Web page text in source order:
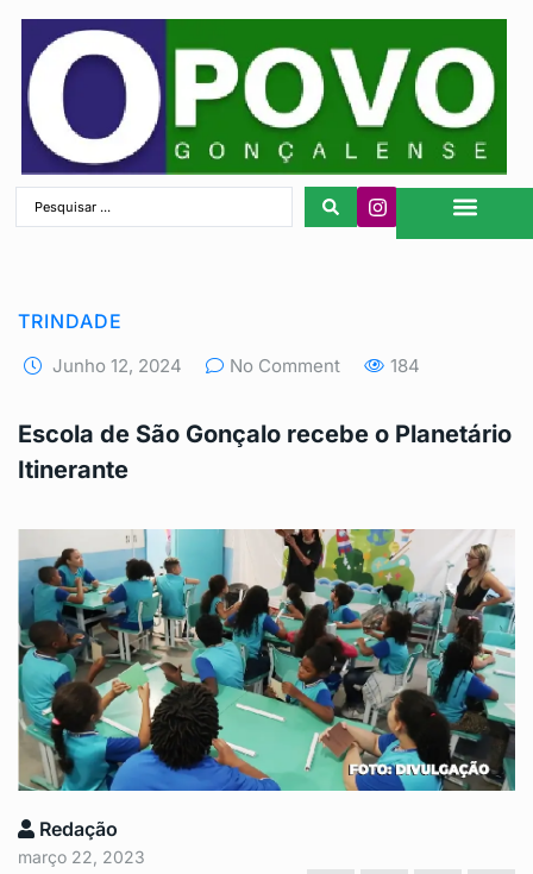
TRINDADE
Junho 12, 2024 No Comment 184
Escola de São Gonçalo recebe o Planetário
Itinerante
Redação
março 22, 2023